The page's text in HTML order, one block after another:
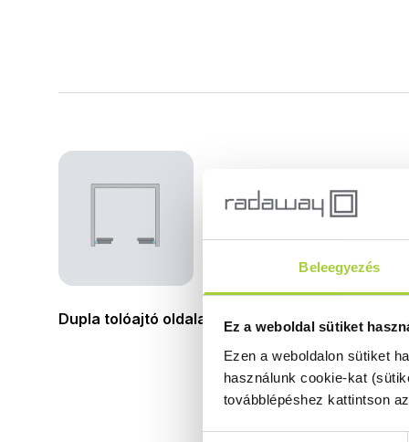
Beleegyezés
Ez a weboldal sütiket
Ezen a weboldalon sütiket
használunk cookie-kat
továbblépéshez kattintson
Dupla tolóajtó oldalanként fix résszel